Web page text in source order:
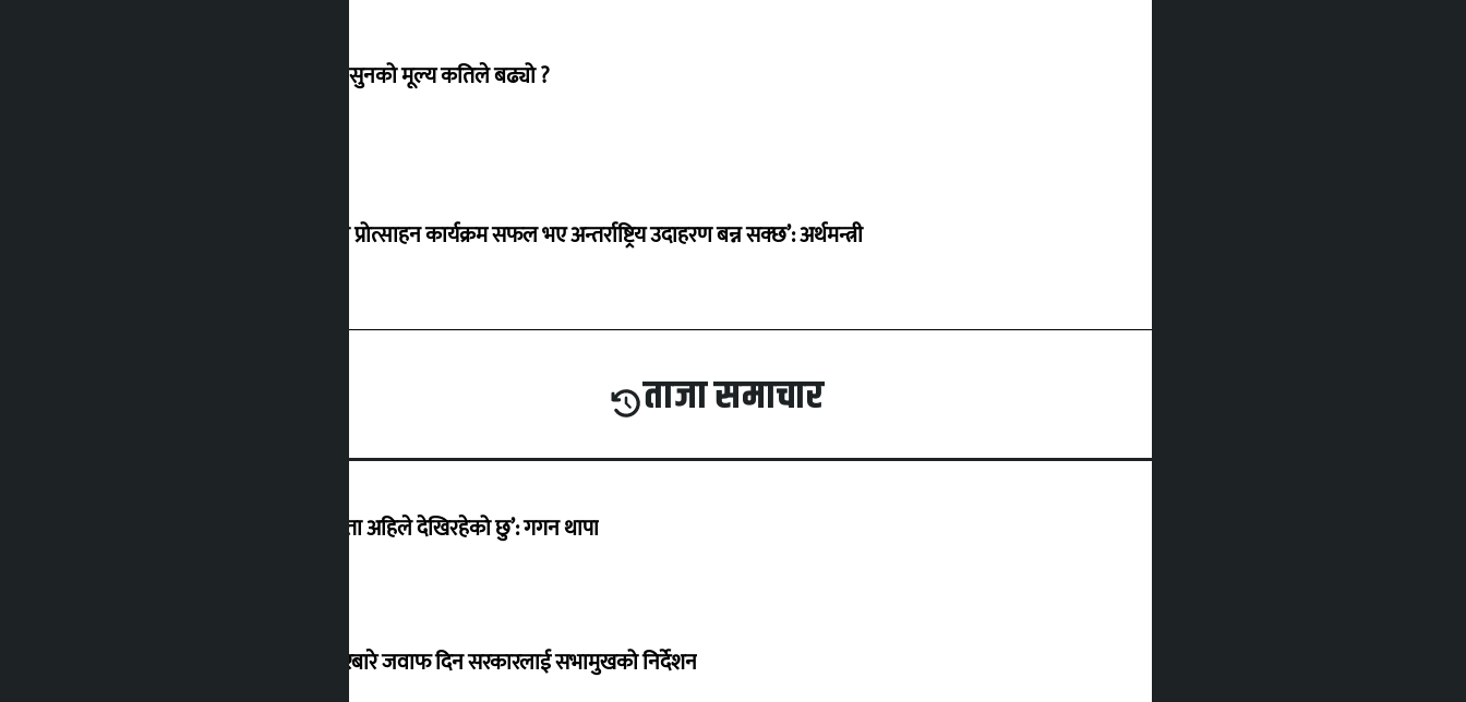
शुक्रबार सुनको मूल्य कतिले बढ्यो ?
‘करदाता प्रोत्साहन कार्यक्रम सफल भए अन्तर्राष्ट्रिय उदाहरण बन्न सक्छ’: अर्थमन्त्री
ताजा समाचार
‘देशमा कहिल्यै नभएको शासकीय अराजकता अहिले देखिरहेको छु’: गगन थापा
सांसद यादवले उठाएको ढल्केबर ट्रमा सेन्टरबारे जवाफ दिन सरकारलाई सभामुखको निर्देशन